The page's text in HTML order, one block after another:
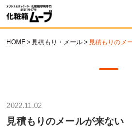
HOME> 見積もり・メール > 見積もりのメ
2022.11.02
見積もりのメールが来ない